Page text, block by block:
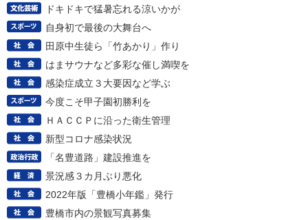
ドキドキで猛暑忘れる涼いかが
自身初で最後の大舞台へ
田原中生徒ら「竹あかり」作り
はまサウナなど多彩な催し満喫を
感染症成立３大要因など学ぶ
今度こそ甲子園初勝利を
ＨＡＣＣＰに沿った衛生管理
新型コロナ感染状況
「名豊道路」建設推進を
景況感３カ月ぶり悪化
2022年版「豊橋小年鑑」発行
豊橋市内の景観写真募集